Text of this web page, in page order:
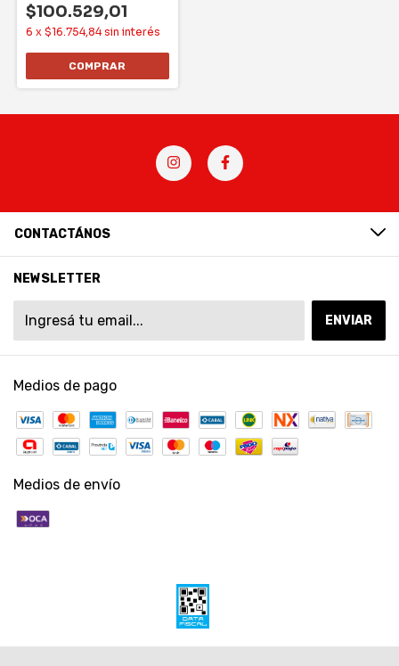
$100.529,01
6 x $16.754,84 sin interés
CONTACTÁNOS
NEWSLETTER
Medios de pago
Medios de envío